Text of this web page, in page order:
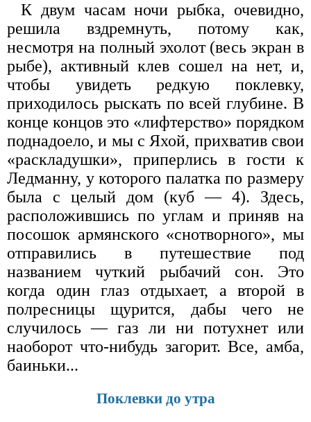
К двум часам ночи рыбка, очевидно,
решила вздремнуть, потому как,
несмотря на полный эхолот (весь экран в
рыбе), активный клев сошел на нет, и,
чтобы увидеть редкую поклевку,
приходилось рыскать по всей глубине. В
конце концов это «лифтерство» порядком
поднадоело, и мы с Яхой, прихватив свои
«раскладушки», приперлись в гости к
Ледманну, у которого палатка по размеру
была с целый дом (куб — 4). Здесь,
расположившись по углам и приняв на
посошок армянского «снотворного», мы
отправились в путешествие под
названием чуткий рыбачий сон. Это
когда один глаз отдыхает, а второй в
полресницы щурится, дабы чего не
случилось — газ ли ни потухнет или
наоборот что-нибудь загорит. Все, амба,
баиньки...
Поклевки до утра